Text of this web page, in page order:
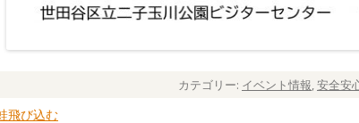
カテゴリー: イベント情報,安全安
ナビゲーション
飛び込む